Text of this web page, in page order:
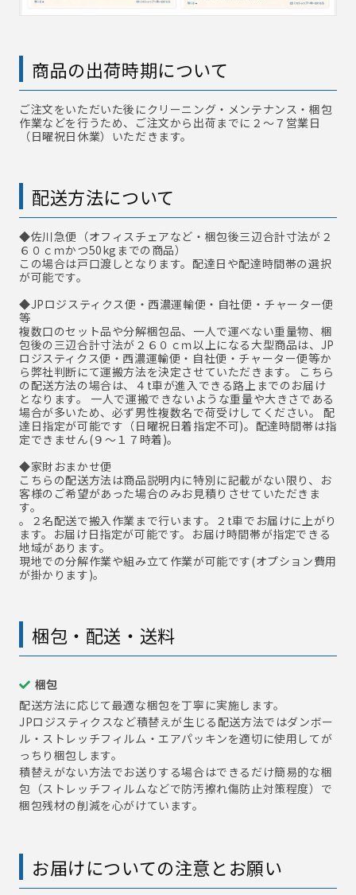
商品の出荷時期について
ご注文をいただいた後にクリーニング・メンテナンス・梱包
作業などを行うため、ご注文から出荷までに２～７営業日
（日曜祝日休業）いただきます。
配送方法について
◆佐川急便 （オフィスチェアなど・梱包後三辺合計寸法が２
６０ｃｍかつ50kgまでの商品）
この場合は戸口渡しとなります。配達日や配達時間帯の選択
が可能です。
◆JPロジスティクス便・西濃運輸便・自社便・チャーター便
等
複数口のセット品や分解梱包品、一人で運べない重量物、梱
包後の三辺合計寸法が２６０ｃｍ以上になる大型商品は、JP
ロジスティクス便・西濃運輸便・自社便・チャーター便等か
ら弊社判断にて運搬方法を決定させていただきます。 こちら
の配送方法の場合は、４t車が進入できる路上までのお届け
となります。 一人で運搬できないような重量や大きさである
場合が多いため、必ず男性複数名で荷受けしてください。 配
達日指定が可能です（日曜祝日着指定不可)。配達時間帯は指
定できません(９～１７時着)。
◆家財おまかせ便
こちらの配送方法は商品説明内に特別に記載がない限り、お
客様のご希望があった場合のみお見積りさせていただきま
す。
。２名配送で搬入作業まで行います。２t車でお届けに上がり
ます。お届け日指定が可能です。お届け時間帯が指定できる
地域があります。
現地での分解作業や組み立て作業が可能です(オプション費用
が掛かります)。
梱包・配送・送料
梱包
配送方法に応じて最適な梱包を丁寧に実施します。
JPロジスティクスなど積替えが生じる配送方法ではダンボー
ル・ストレッチフィルム・エアパッキンを適切に使用してが
っちり梱包します。
積替えがない方法でお送りする場合はできるだけ簡易的な梱
包（ストレッチフィルムなどで防汚擦れ傷防止対策程度）で
梱包残材の削減を心がけています。
お届けについての注意とお願い